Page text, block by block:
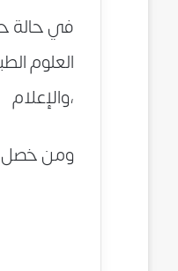
العلوم
،والإعلام
ومن خصل علي 65% إلى